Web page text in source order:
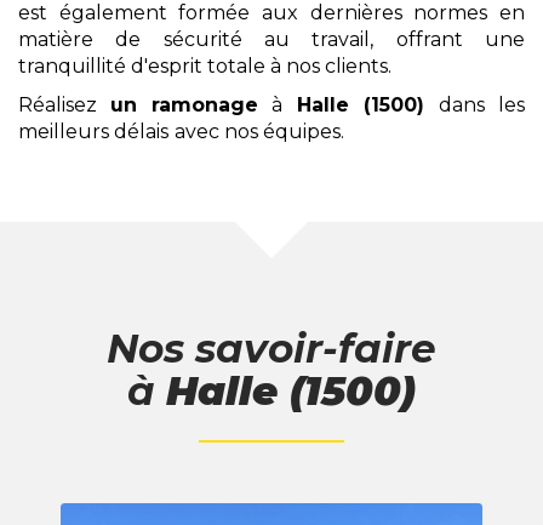
est également formée aux dernières normes en
matière de sécurité au travail, offrant une
tranquillité d'esprit totale à nos clients.
Réalisez un ramonage à Halle (1500)
dans les
meilleurs délais avec nos équipes.
Nos savoir-faire
à Halle (1500)